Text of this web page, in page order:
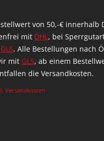
von 50,-€ innerhalb
mit DHL, bei
GLS. Alle Bestellungen nach
mit GLS, ab einem
die Versandkosten.
Versandkosten